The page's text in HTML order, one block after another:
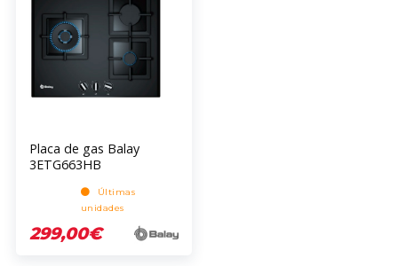
Placa de gas Balay
3ETG663HB
Últimas
unidades
299,00€